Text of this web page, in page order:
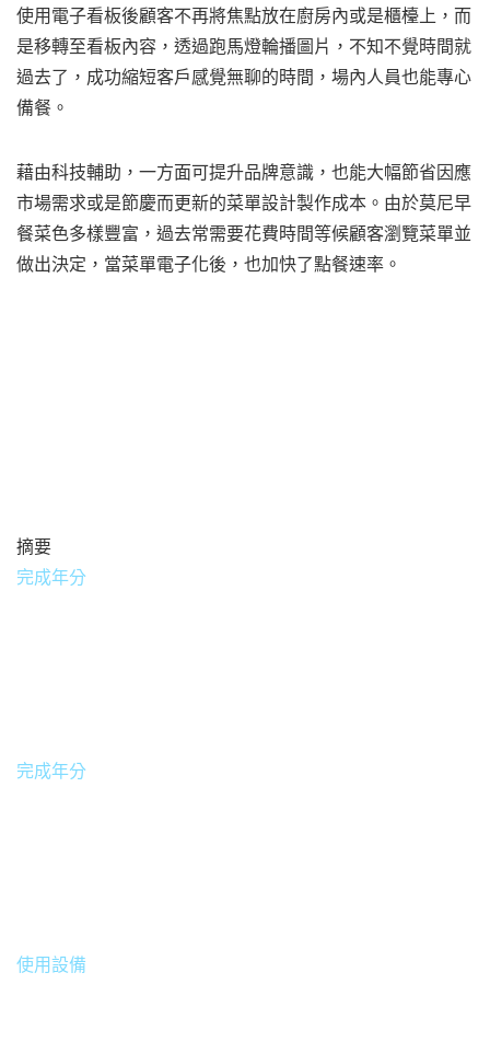
使用電子看板後顧客不再將焦點放在廚房內或是櫃檯上，而
是移轉至看板內容，透過跑馬燈輪播圖片，不知不覺時間就
過去了，成功縮短客戶感覺無聊的時間，場內人員也能專心
備餐。
藉由科技輔助，一方面可提升品牌意識，也能大幅節省因應
市場需求或是節慶而更新的菜單設計製作成本。由於莫尼早
餐菜色多樣豐富，過去常需要花費時間等候顧客瀏覽菜單並
做出決定，當菜單電子化後，也加快了點餐速率。
摘要
完成年分
完成年分
使用設備